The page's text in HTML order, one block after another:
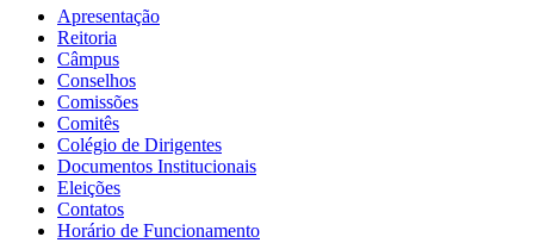
Apresentação
Reitoria
Câmpus
Conselhos
Comissões
Comitês
Colégio de Dirigentes
Documentos Institucionais
Eleições
Contatos
Horário de Funcionamento